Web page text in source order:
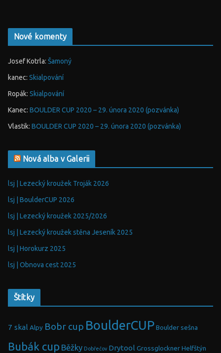
Nové komenty
Josef Kotrla: Šamoný
kanec: Skialpování
Ropák: Skialpování
Kanec: BOULDER CUP 2020 – 29. února 2020 (pozvánka)
Vlastik: BOULDER CUP 2020 – 29. února 2020 (pozvánka)
Nová alba v Galerii
lsj | Lezecký kroužek Troják 2026
lsj | BoulderCUP 2026
lsj | Lezecký kroužek 2025/2026
lsj | Lezecký kroužek stěna Jeseník 2025
lsj | Horokurz 2025
lsj | Obnova cest 2025
Štítky
7 skal Alpy Bobr cup BoulderCUP Boulder sešna
Bubák cup Běžky Dobřečov Drytool Grossglockner Helfštýn